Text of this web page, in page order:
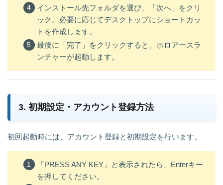
インストール先フォルダを選び、「次へ」をクリ
ック。必要に応じてデスクトップにショートカッ
トを作成します。
最後に「完了」をクリックすると、ホロアースラ
ンチャーが起動します。
3. 初期設定・アカウント登録方法
初回起動時には、アカウント登録と初期設定を行います。
「PRESS ANY KEY」と表示されたら、Enterキー
を押してください。